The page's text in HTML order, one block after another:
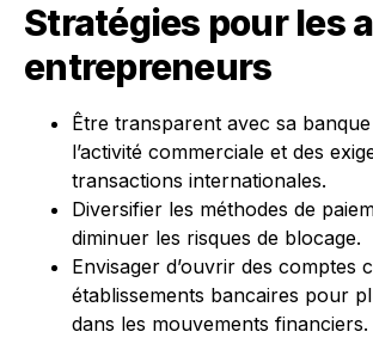
Stratégies pour les
entrepreneurs
Être transparent avec sa
l’activité commerciale et des
transactions internationales.
Diversifier les méthodes de
diminuer les risques de blocage.
Envisager d’ouvrir des comptes
établissements bancaires pour
dans les mouvements financiers.